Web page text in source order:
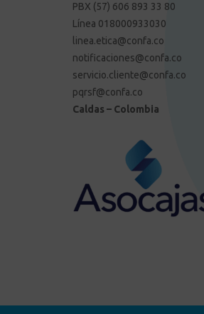
PBX (57) 606 893 33 80
Línea 018000933030
linea.etica@confa.co
notificaciones@confa.co
servicio.cliente@confa.co
pqrsf@confa.co
Caldas – Colombia